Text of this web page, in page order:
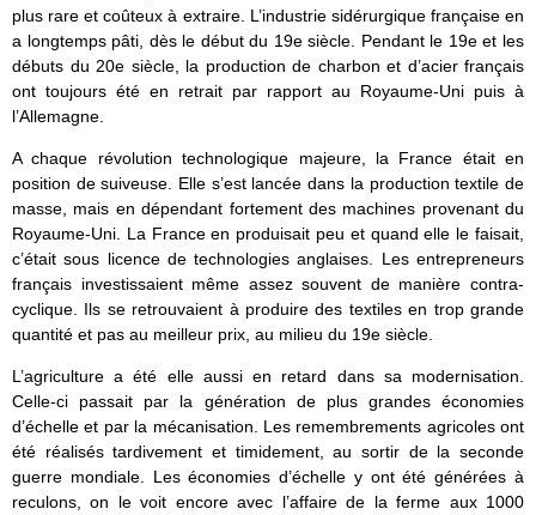
plus rare et coûteux à extraire. L’industrie sidérurgique française en
a longtemps pâti, dès le début du 19e siècle. Pendant le 19e et les
débuts du 20e siècle, la production de charbon et d’acier français
ont toujours été en retrait par rapport au Royaume-Uni puis à
l’Allemagne.
A chaque révolution technologique majeure, la France était en
position de suiveuse. Elle s’est lancée dans la production textile de
masse, mais en dépendant fortement des machines provenant du
Royaume-Uni. La France en produisait peu et quand elle le faisait,
c’était sous licence de technologies anglaises. Les entrepreneurs
français investissaient même assez souvent de manière contra-
cyclique. Ils se retrouvaient à produire des textiles en trop grande
quantité et pas au meilleur prix, au milieu du 19e siècle.
L’agriculture a été elle aussi en retard dans sa modernisation.
Celle-ci passait par la génération de plus grandes économies
d’échelle et par la mécanisation. Les remembrements agricoles ont
été réalisés tardivement et timidement, au sortir de la seconde
guerre mondiale. Les économies d’échelle y ont été générées à
reculons, on le voit encore avec l’affaire de la ferme aux 1000